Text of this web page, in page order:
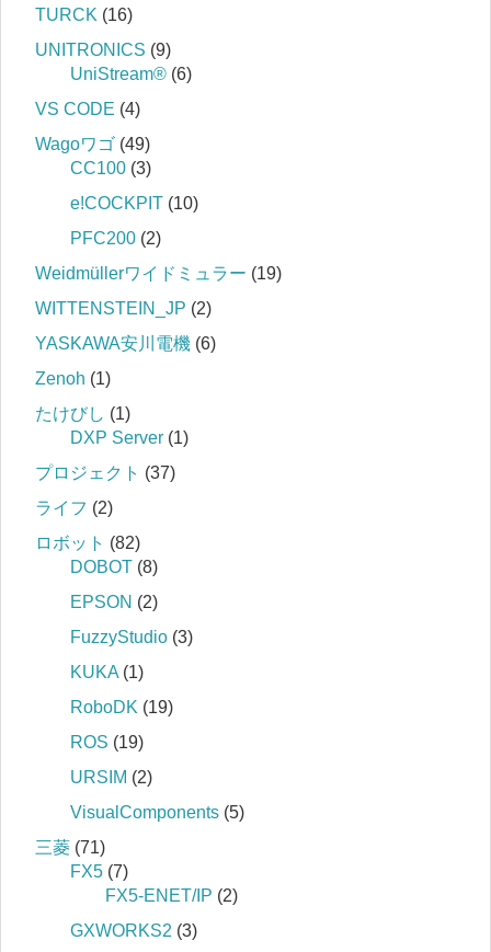
TURCK (16)
UNITRONICS (9)
UniStream® (6)
VS CODE (4)
Wagoワゴ (49)
CC100 (3)
e!COCKPIT (10)
PFC200 (2)
Weidmüllerワイドミュラー (19)
WITTENSTEIN_JP (2)
YASKAWA安川電機 (6)
Zenoh (1)
たけびし (1)
DXP Server (1)
プロジェクト (37)
ライフ (2)
ロボット (82)
DOBOT (8)
EPSON (2)
FuzzyStudio (3)
KUKA (1)
RoboDK (19)
ROS (19)
URSIM (2)
VisualComponents (5)
三菱 (71)
FX5 (7)
FX5-ENET/IP (2)
GXWORKS2 (3)